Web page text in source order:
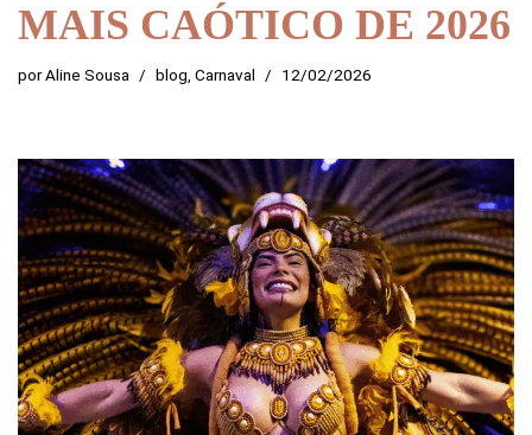
MAIS CAÓTICO DE 2026
porAline Sousa blog, Carnaval 12/02/2026